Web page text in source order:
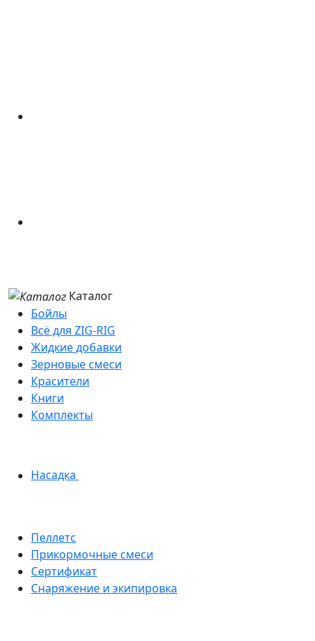
Каталог
Бойлы
Всё для ZIG-RIG
Жидкие добавки
Зерновые смеси
Красители
Книги
Комплекты
Насадка
Пеллетс
Прикормочные смеси
Сертификат
Снаряжение и экипировка